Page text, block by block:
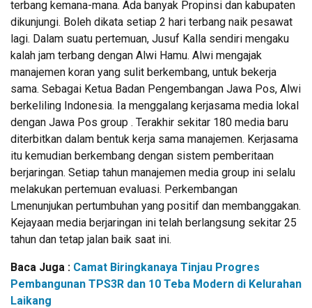
terbang kemana-mana. Ada banyak Propinsi dan kabupaten
dikunjungi. Boleh dikata setiap 2 hari terbang naik pesawat
lagi. Dalam suatu pertemuan, Jusuf Kalla sendiri mengaku
kalah jam terbang dengan Alwi Hamu. Alwi mengajak
manajemen koran yang sulit berkembang, untuk bekerja
sama. Sebagai Ketua Badan Pengembangan Jawa Pos, Alwi
berkeliling Indonesia. Ia menggalang kerjasama media lokal
dengan Jawa Pos group . Terakhir sekitar 180 media baru
diterbitkan dalam bentuk kerja sama manajemen. Kerjasama
itu kemudian berkembang dengan sistem pemberitaan
berjaringan. Setiap tahun manajemen media group ini selalu
melakukan pertemuan evaluasi. Perkembangan
Lmenunjukan pertumbuhan yang positif dan membanggakan.
Kejayaan media berjaringan ini telah berlangsung sekitar 25
tahun dan tetap jalan baik saat ini.
Baca Juga : Camat Biringkanaya Tinjau Progres
Pembangunan TPS3R dan 10 Teba Modern di Kelurahan
Laikang